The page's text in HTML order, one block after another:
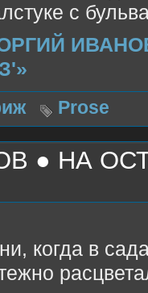
с
Prose
● НА
когда в